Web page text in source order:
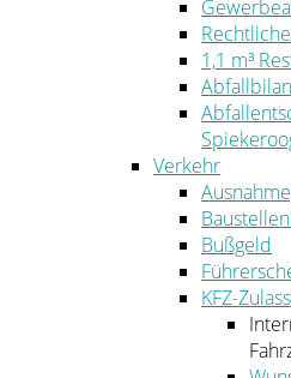
1,1 m³
Verkehr
Bußgeld
KFZ-